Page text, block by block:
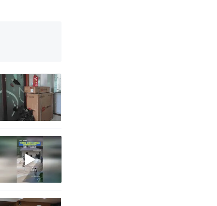
写了人生